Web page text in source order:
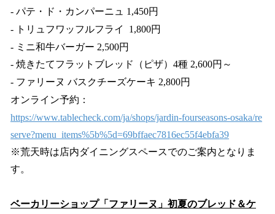
- パテ・ド・カンパーニュ 1,450円
- トリュフワッフルフライ 1,800円
- ミニ和牛バーガー 2,500円
- 焼きたてフラットブレッド（ピザ）4種 2,600円～
- ファリーヌ バスクチーズケーキ 2,800円
オンライン予約：
https://www.tablecheck.com/ja/shops/jardin-fourseasons-osaka/re
serve?menu_items%5b%5d=69bffaec7816ec55f4ebfa39
※荒天時は店内ダイニングスペースでのご案内となりま
す。
ベーカリーショップ「ファリーヌ」初夏のブレッド＆ケ